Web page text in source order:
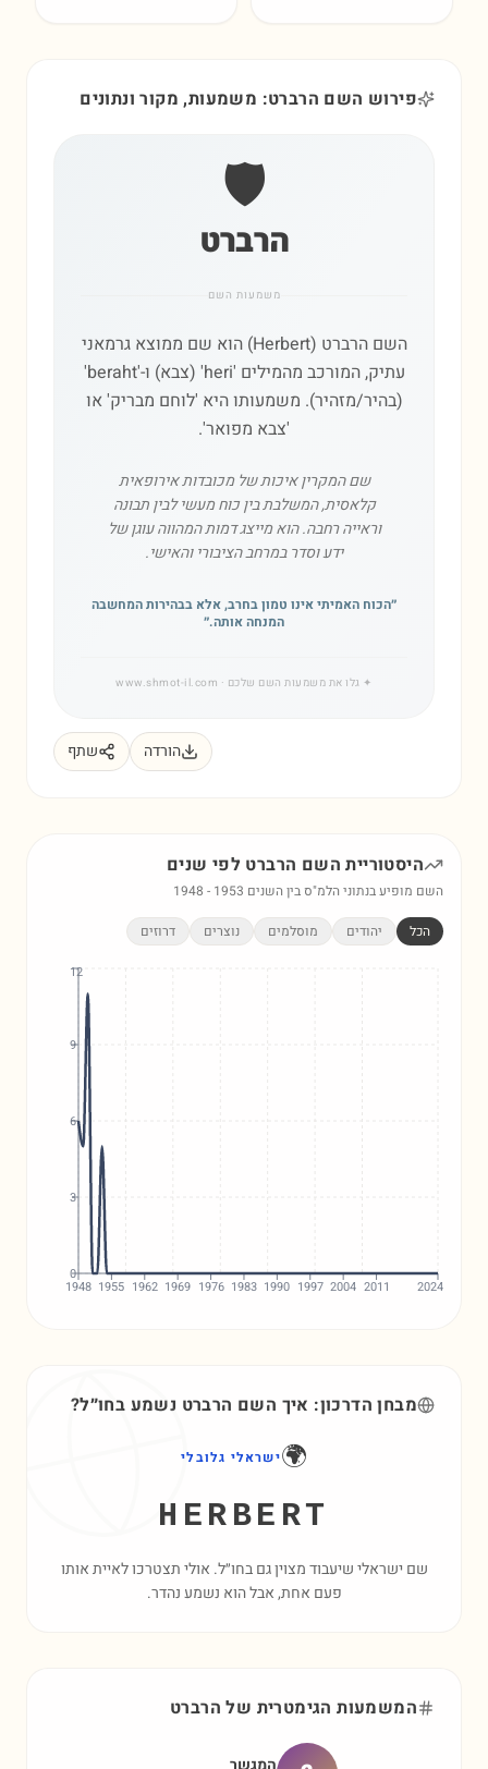
פירוש השם הרברט: משמעות, מקור ונתונים
🛡️
הרברט
משמעות השם
השם הרברט (Herbert) הוא שם ממוצא גרמאני
עתיק, המורכב מהמילים 'heri' (צבא) ו-'beraht'
(בהיר/מזהיר). משמעותו היא 'לוחם מבריק' או
'צבא מפואר'.
שם המקרין איכות של מכובדות אירופאית
קלאסית, המשלבת בין כוח מעשי לבין תבונה
וראייה רחבה. הוא מייצג דמות המהווה עוגן של
ידע וסדר במרחב הציבורי והאישי.
״הכוח האמיתי אינו טמון בחרב, אלא בבהירות המחשבה
המנחה אותה.״
✦ גלו את משמעות השם שלכם · www.shmot-il.com
הורדה שתף
היסטוריית השם הרברט לפי שנים
השם מופיע בנתוני הלמ"ס בין השנים 1948 - 1953
הכל יהודים מוסלמים נוצרים דרוזים
1948 1955 1962 1969 1976 1983 1990 1997 2004 2011 2024
0
3
6
9
12
מבחן הדרכון: איך השם הרברט נשמע בחו״ל?
🌍ישראלי גלובלי
HERBERT
שם ישראלי שיעבוד מצוין גם בחו״ל. אולי תצטרכו לאיית אותו
פעם אחת, אבל הוא נשמע נהדר.
המשמעות הגימטרית של הרברט